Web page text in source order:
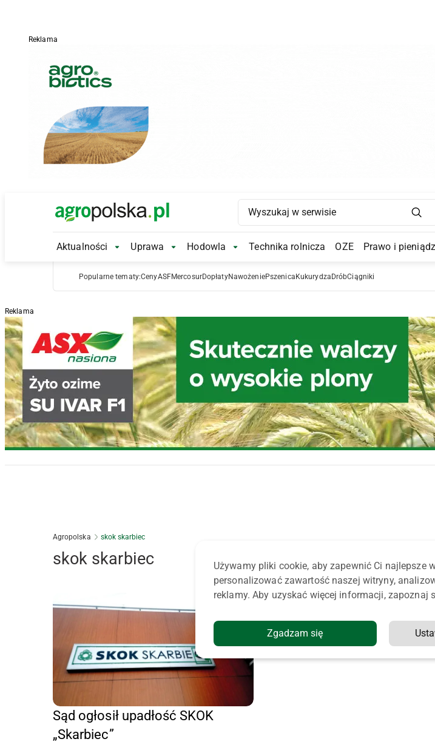
Reklama
Main Logo
Main Navigation
Aktualności Aktualności Submenu
Uprawa Uprawa Submenu
Hodowla Hodowla Submenu
Technika rolnicza OZE Prawo i
Popularne tematy:CenyASFMercosurDopłatyNawożeniePszenica Kukurydza DróbCiągniki
Reklama
Agropolska skok skarbiec
skok skarbiec
Sąd ogłosił upadłość SKOK
„Skarbiec”
Używamy pliki cookie, aby zapewnić Ci najlepsze
personalizować zawartość naszej witryny,
reklamy. Aby uzyskać więcej informacji, zapoznaj
Zgadzam się